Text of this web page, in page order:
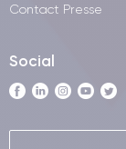
Contact Presse
Social